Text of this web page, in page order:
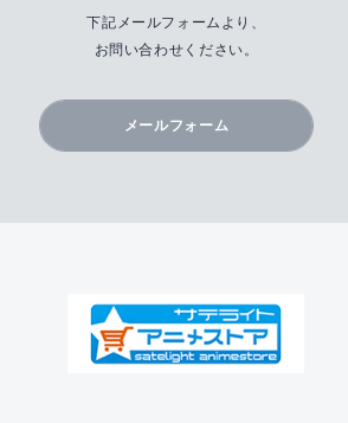
下記メールフォームより、
お問い合わせください。
メールフォーム